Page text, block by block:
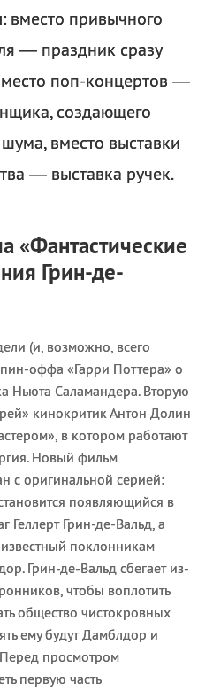
вместо привычного
— праздник сразу
поп-концертов —
создающего
вместо выставки
— выставка ручек.
«Фантастические
Грин-де-
(и, возможно, всего
оффа «Гарри Поттера» о
Ньюта Саламандера. Вторую
кинокритик Антон Долин
в котором работают
Новый фильм
с оригинальной серией:
появляющийся в
Геллерт Грин-де-Вальд, а
поклонникам
Грин-де-Вальд сбегает из-
чтобы воплотить
общество чистокровных
ему будут Дамблдор и
просмотром
первую часть